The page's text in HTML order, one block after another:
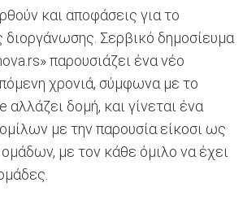
και αποφάσεις για το
διοργάνωσης. Σερβικό δημοσίευμα
παρουσιάζει ένα νέο
χρονιά, σύμφωνα με το
αλλάζει δομή, και γίνεται ένα
με την παρουσία είκοσι ως
με τον κάθε όμιλο να έχει